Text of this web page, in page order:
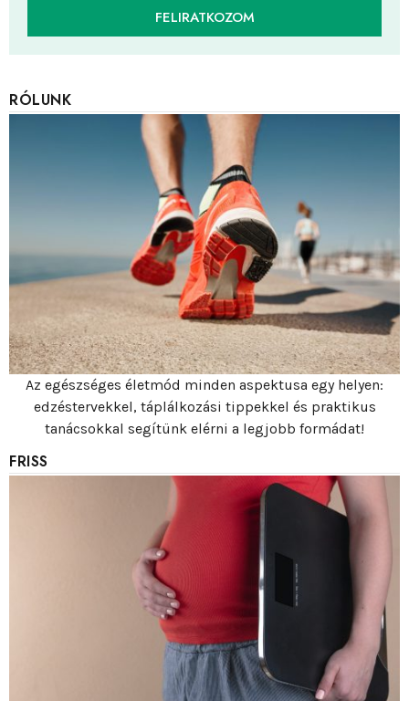
FELIRATKOZOM
RÓLUNK
Az egészséges életmód minden aspektusa egy helyen:
edzéstervekkel, táplálkozási tippekkel és praktikus
tanácsokkal segítünk elérni a legjobb formádat!
FRISS